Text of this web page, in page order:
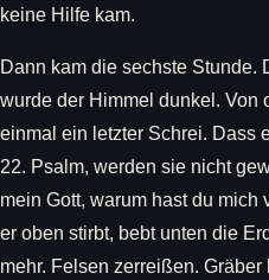
keine Hilfe kam.
Dann kam die sechste Stunde.
wurde der Himmel dunkel. Von
einmal ein letzter Schrei. Dass
22. Psalm, werden sie nicht
mein Gott, warum hast du
er oben stirbt, bebt unten die
mehr. Felsen zerreißen.